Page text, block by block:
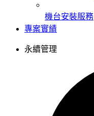
機台安裝服務
專案實績
永續管理